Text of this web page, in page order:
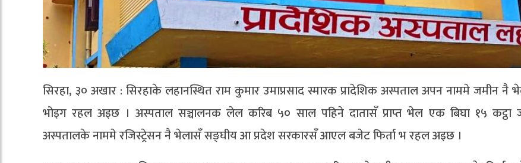
सिरहा, ३० अखार : सिरहाके लहानस्थित राम कुमार उमाप्रसाद स्मारक प्रादेशिक अस्पताल अपन नाममे जमीन नै
भोइग रहल अइछ । अस्पताल सञ्चालनक लेल करिब ५० साल पहिने दातासँ प्राप्त भेल एक बिघा १५ कट्ठा
अस्पतालके नाममे रजिस्ट्रेसन नै भेलासँ सङ्घीय आ प्रदेश सरकारसँ आएल बजेट फिर्ता भ रहल अइछ ।